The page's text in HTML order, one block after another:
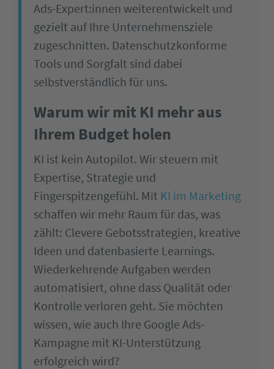
Ads-Expert:innen weiterentwickelt und
gezielt auf Ihre Unternehmensziele
zugeschnitten. Datenschutzkonforme
Tools und Sorgfalt sind dabei
selbstverständlich für uns.
Warum wir mit KI mehr aus
Ihrem Budget holen
KI ist kein Autopilot. Wir steuern mit
Expertise, Strategie und
Fingerspitzengefühl. Mit KI im Marketing
schaffen wir mehr Raum für das, was
zählt: Clevere Gebotsstrategien, kreative
Ideen und datenbasierte Learnings.
Wiederkehrende Aufgaben werden
automatisiert, ohne dass Qualität oder
Kontrolle verloren geht. Sie möchten
wissen, wie auch Ihre Google Ads-
Kampagne mit KI-Unterstützung
erfolgreich wird?